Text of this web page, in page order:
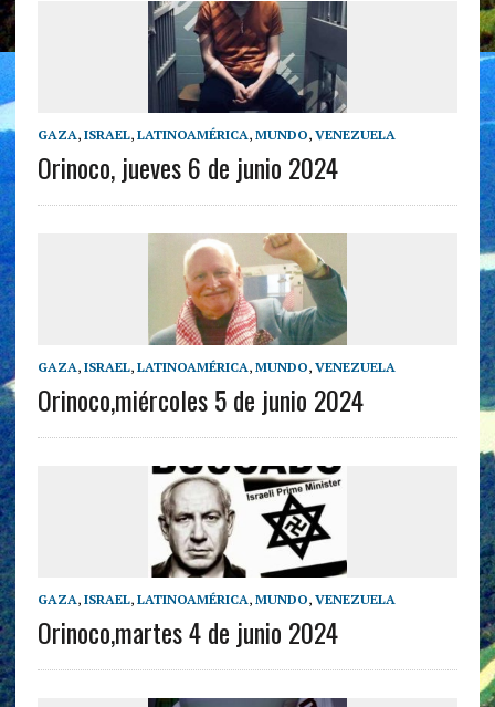
GAZA, ISRAEL, LATINOAMÉRICA, MUNDO, VENEZUELA
Orinoco, jueves 6 de junio 2024
GAZA, ISRAEL, LATINOAMÉRICA, MUNDO, VENEZUELA
Orinoco,miércoles 5 de junio 2024
GAZA, ISRAEL, LATINOAMÉRICA, MUNDO, VENEZUELA
Orinoco,martes 4 de junio 2024